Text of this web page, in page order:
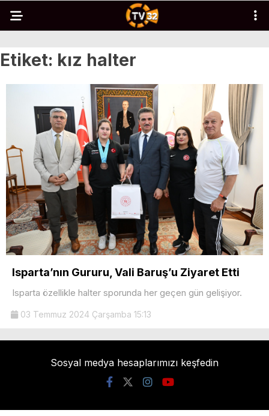
Etiket: kız halter
Isparta’nın Gururu, Vali Baruş’u Ziyaret Etti
Isparta özellikle halter sporunda her geçen gün gelişiyor.
03 Temmuz 2024 Çarşamba 15:13
Sosyal medya hesaplarımızı keşfedin